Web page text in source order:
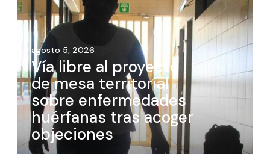
agosto 5, 2026
Vía libre al proyecto
de mesa territorial
sobre enfermedades
huérfanas tras acoger
objeciones